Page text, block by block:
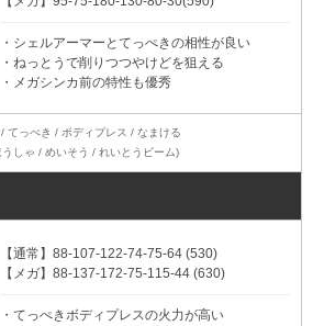
・シェルアーマーとてっぺきの相性が良い
・ねっとうで削りつつやけどを狙える
・メガシンカ前の特性も優秀
てっぺき / ボディプレス / なまける
うしゃ / めいそう / れいとうビーム)
【通常】88-107-122-74-75-64 (530)
【メガ】88-137-172-75-115-44 (630)
・てっぺきボディプレスの火力が高い